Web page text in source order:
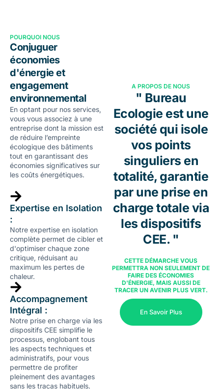
POURQUOI NOUS
Conjuguer
économies
d'énergie et
engagement
environnemental
En optant pour nos services,
vous vous associez à une
entreprise dont la mission est
de réduire l’empreinte
écologique des bâtiments
tout en garantissant des
économies significatives sur
les coûts énergétiques.
Expertise en Isolation
:
Notre expertise en isolation
complète permet de cibler et
d'optimiser chaque zone
critique, réduisant au
maximum les pertes de
chaleur.
Accompagnement
Intégral :
Notre prise en charge via les
dispositifs CEE simplifie le
processus, englobant tous
les aspects techniques et
administratifs, pour vous
permettre de profiter
pleinement des avantages
sans les tracas habituels.
A PROPOS DE NOUS
" Bureau
Ecologie est une
société qui isole
vos points
singuliers en
totalité, garantie
par une prise en
charge totale via
les dispositifs
CEE. "
CETTE DÉMARCHE VOUS
PERMETTRA NON SEULEMENT DE
FAIRE DES ÉCONOMIES
D'ÉNERGIE, MAIS AUSSI DE
TRACER UN AVENIR PLUS VERT.
En Savoir Plus